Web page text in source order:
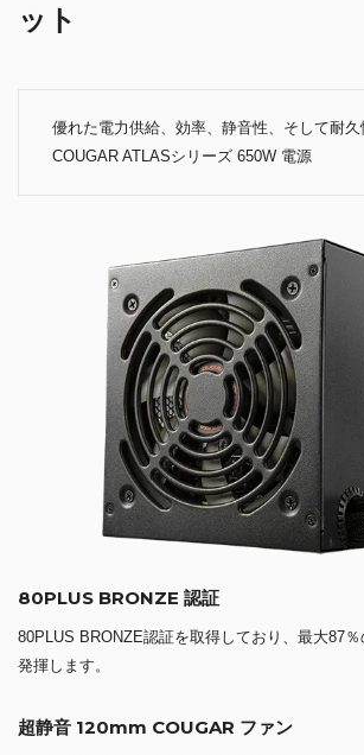
ット
優れた電力供給、効率、静音性、そして耐久
COUGAR ATLASシリーズ 650W 電源
80PLUS BRONZE 認証
80PLUS BRONZE認証を取得しており、最大87
発揮します。
超静音 120mm COUGAR ファン